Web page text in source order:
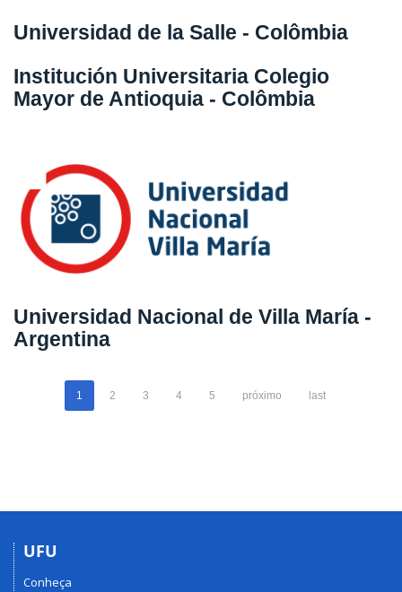
Universidad de la Salle - Colômbia
Institución Universitaria Colegio
Mayor de Antioquia - Colômbia
Universidad Nacional de Villa María -
Argentina
1 2 3 4 5 próximo last
UFU
Conheça